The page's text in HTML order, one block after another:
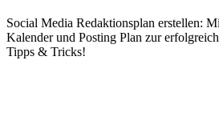
Social Media Redaktionsplan erstellen:
Kalender und Posting Plan zur
Tipps & Tricks!